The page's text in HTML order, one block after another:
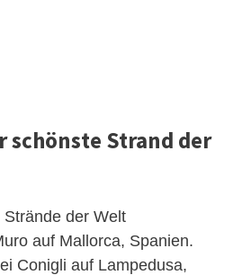
schönste Strand der
der Welt
auf Mallorca, Spanien.
Conigli auf Lampedusa,